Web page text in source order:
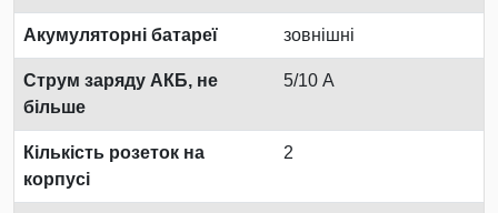
Акумуляторні батареї зовнішні
Струм заряду АКБ, не
більше
5/10 А
Кількість розеток на
корпусі
2